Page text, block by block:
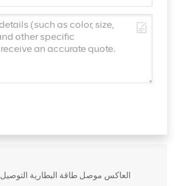
SGX175A APC العاكس موصل طاقة البطارية التوصيل